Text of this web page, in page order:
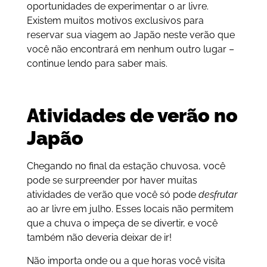
oportunidades de experimentar o ar livre.
Existem muitos motivos exclusivos para
reservar sua viagem ao Japão neste verão que
você não encontrará em nenhum outro lugar –
continue lendo para saber mais.
Atividades de verão no
Japão
Chegando no final da estação chuvosa, você
pode se surpreender por haver muitas
atividades de verão que você só pode desfrutar
ao ar livre em julho. Esses locais não permitem
que a chuva o impeça de se divertir, e você
também não deveria deixar de ir!
Não importa onde ou a que horas você visita